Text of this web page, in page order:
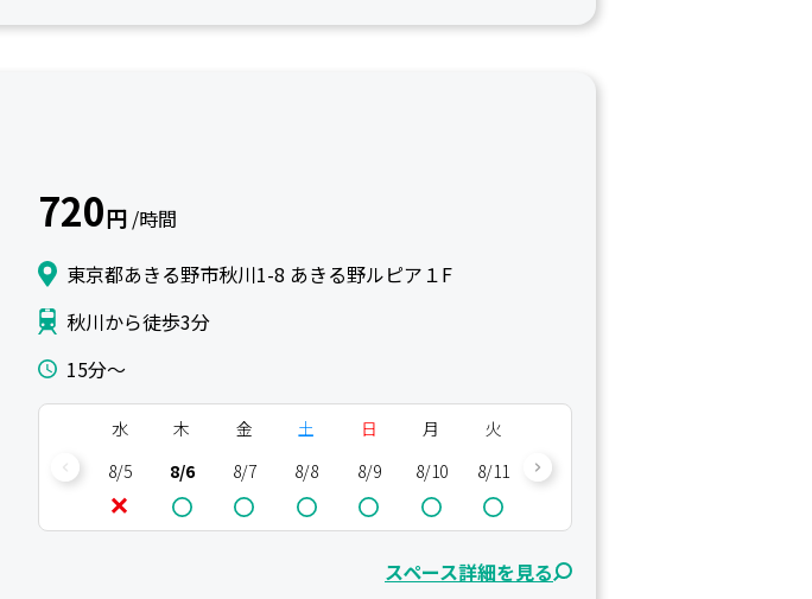
720円 /時間
東京都あきる野市秋川1-8 あきる野ルピア１F
秋川から徒歩3分
15分〜
水
8/5
木
8/6
金
8/7
土
8/8
日
8/9
月
8/10
火
8/11
8/12
スペース詳細を見る